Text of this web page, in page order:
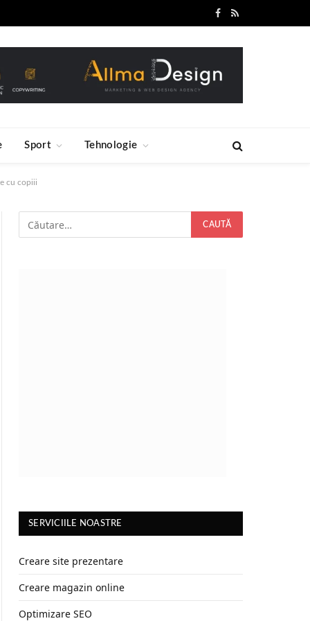
Facebook
RSS
Sport Tehnologie
cu copiii
SERVICIILE NOASTRE
Creare site prezentare
Creare magazin online
Optimizare SEO